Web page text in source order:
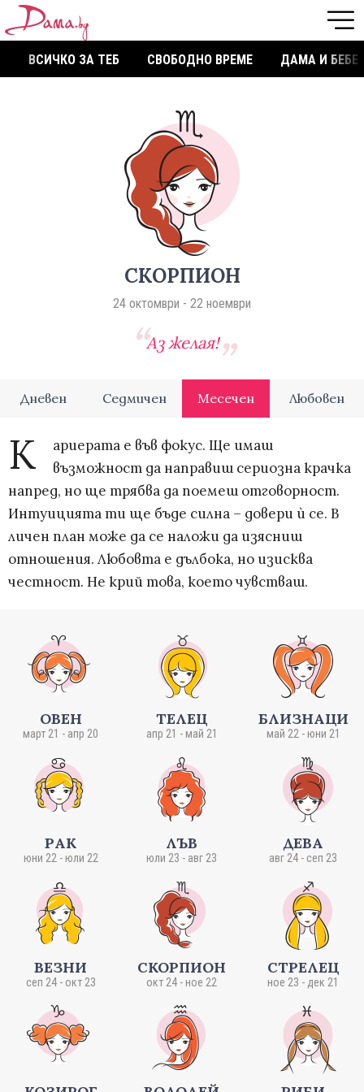
ВСИЧКО ЗА ТЕБ СВОБОДНО ВРЕМЕ ДАМА И БЕБЕ
СКОРПИОН
24 октомври - 22 ноември
Аз желая!
Дневен Седмичен Месечен Любовен
К
ариерата е във фокус. Ще имаш
възможност да направиш сериозна крачка
напред, но ще трябва да поемеш отговорност.
Интуицията ти ще бъде силна – довери ѝ се. В
личен план може да се наложи да изясниш
отношения. Любовта е дълбока, но изисква
честност. Не крий това, което чувстваш.
ОВЕН
март 21 - апр 20
ТЕЛЕЦ
апр 21 - май 21
БЛИЗНАЦИ
май 22 - юни 21
РАК
юни 22 - юли 22
ЛЪВ
юли 23 - авг 23
ДЕВА
авг 24 - сеп 23
ВЕЗНИ
сеп 24 - окт 23
СКОРПИОН
окт 24 - ное 22
СТРЕЛЕЦ
ное 23 - дек 21